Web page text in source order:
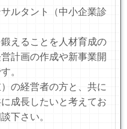
ルタント（中小企業診
えることを人材育成の
計画の作成や新事業開
。
の経営者の方と、共に
成長したいと考えてお
下さい。